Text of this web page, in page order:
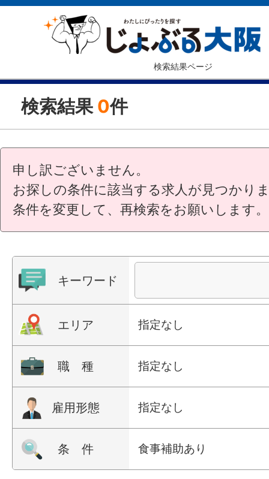
検索結果ページ
検索結果 0件
申し訳ございません。
お探しの条件に該当する求人が見つかり
条件を変更して、再検索をお願いします。
キーワード
エリア 指定なし
職 種 指定なし
雇用形態 指定なし
条 件 食事補助あり